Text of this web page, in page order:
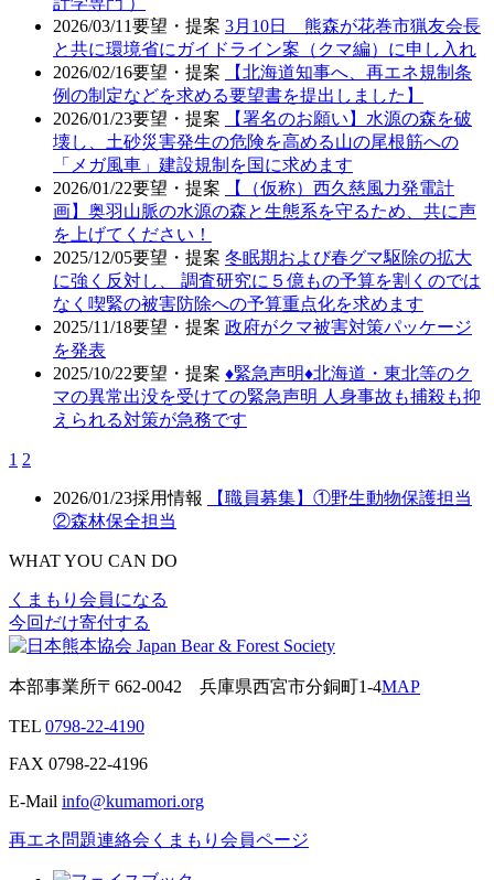
2026/03/11要望・提案 3月10日 熊森が花巻市猟友会長
と共に環境省にガイドライン案（クマ編）に申し入れ
2026/02/16要望・提案
【北海道知事へ、再エネ規制条
例の制定などを求める要望書を提出しました】
2026/01/23要望・提案
【署名のお願い】水源の森を破
壊し、土砂災害発生の危険を高める山の尾根筋への
「メガ風車」建設規制を国に求めます
2026/01/22要望・提案
【（仮称）西久慈風力発電計
画】奥羽山脈の水源の森と生態系を守るため、共に声
を上げてください！
2025/12/05要望・提案 冬眠期および春グマ駆除の拡大
に強く反対し、 調査研究に５億もの予算を割くのでは
なく喫緊の被害防除への予算重点化を求めます
2025/11/18要望・提案 政府がクマ被害対策パッケージ
を発表
2025/10/22要望・提案 ♦️緊急声明♦️北海道・東北等のク
マの異常出没を受けての緊急声明 人身事故も捕殺も抑
えられる対策が急務です
1 2
2026/01/23採用情報
【職員募集】①野生動物保護担当
②森林保全担当
WHAT YOU CAN DO
くまもり会員になる
今回だけ寄付する
本部事業所〒662-0042 兵庫県西宮市分銅町1-4MAP
TEL 0798-22-4190
FAX 0798-22-4196
E-Mail info@kumamori.org
再エネ問題連絡会 くまもり会員ページ